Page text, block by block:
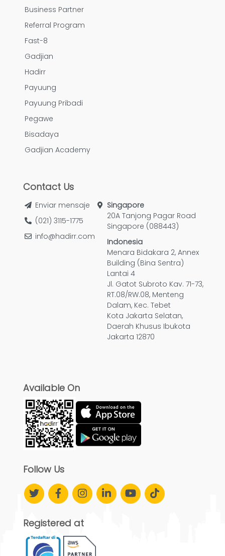
Business Partner
Referral Program
Fast-8
Gadjian
Hadirr
Payuung
Payuung Pribadi
Pegawe
Bisadaya
Gadjian Academy
Contact Us
Enviar mensaje
(021) 3115-1775
info@hadirr.com
Singapore
20A Tanjong Pagar Road
Singapore (088443)
Indonesia
Menara Bidakara 2, Annex
Building (Bina Sentra)
Lantai 4
Jl. Gatot Subroto Kav. 71-73,
RT.08/RW.08, Menteng
Dalam, Kec. Tebet
Kota Jakarta Selatan,
Daerah Khusus Ibukota
Jakarta 12870
Available On
Follow Us
Registered at